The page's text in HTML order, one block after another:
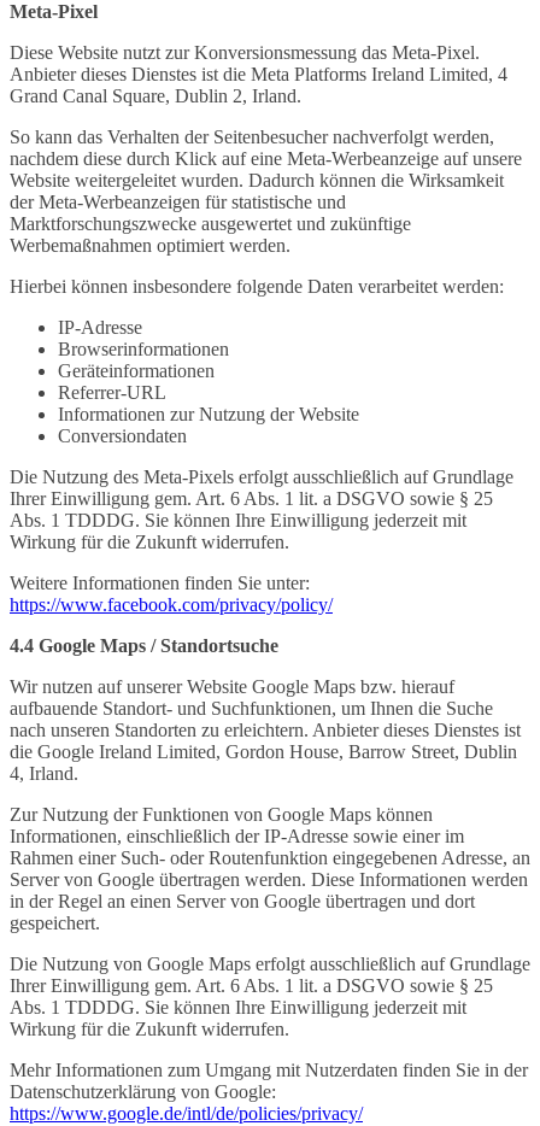
Meta-Pixel
Diese Website nutzt zur Konversionsmessung das Meta-Pixel.
Anbieter dieses Dienstes ist die Meta Platforms Ireland Limited, 4
Grand Canal Square, Dublin 2, Irland.
So kann das Verhalten der Seitenbesucher nachverfolgt werden,
nachdem diese durch Klick auf eine Meta-Werbeanzeige auf unsere
Website weitergeleitet wurden. Dadurch können die Wirksamkeit
der Meta-Werbeanzeigen für statistische und
Marktforschungszwecke ausgewertet und zukünftige
Werbemaßnahmen optimiert werden.
Hierbei können insbesondere folgende Daten verarbeitet werden:
IP-Adresse
Browserinformationen
Geräteinformationen
Referrer-URL
Informationen zur Nutzung der Website
Conversiondaten
Die Nutzung des Meta-Pixels erfolgt ausschließlich auf Grundlage
Ihrer Einwilligung gem. Art. 6 Abs. 1 lit. a DSGVO sowie § 25
Abs. 1 TDDDG. Sie können Ihre Einwilligung jederzeit mit
Wirkung für die Zukunft widerrufen.
Weitere Informationen finden Sie unter:
https://www.facebook.com/privacy/policy/
4.4 Google Maps / Standortsuche
Wir nutzen auf unserer Website Google Maps bzw. hierauf
aufbauende Standort- und Suchfunktionen, um Ihnen die Suche
nach unseren Standorten zu erleichtern. Anbieter dieses Dienstes ist
die Google Ireland Limited, Gordon House, Barrow Street, Dublin
4, Irland.
Zur Nutzung der Funktionen von Google Maps können
Informationen, einschließlich der IP-Adresse sowie einer im
Rahmen einer Such- oder Routenfunktion eingegebenen Adresse, an
Server von Google übertragen werden. Diese Informationen werden
in der Regel an einen Server von Google übertragen und dort
gespeichert.
Die Nutzung von Google Maps erfolgt ausschließlich auf Grundlage
Ihrer Einwilligung gem. Art. 6 Abs. 1 lit. a DSGVO sowie § 25
Abs. 1 TDDDG. Sie können Ihre Einwilligung jederzeit mit
Wirkung für die Zukunft widerrufen.
Mehr Informationen zum Umgang mit Nutzerdaten finden Sie in der
Datenschutzerklärung von Google:
https://www.google.de/intl/de/policies/privacy/